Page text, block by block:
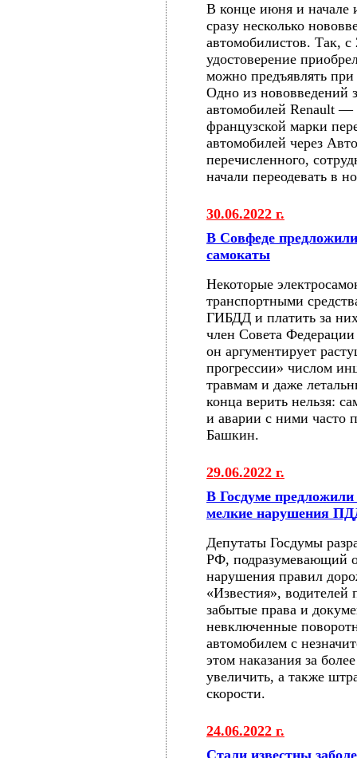
В конце июня и начале
сразу несколько
автомобилистов. Так, с
удостоверение
можно предъявлять
Одно из нововведений
автомобилей Renault —
французской марки
автомобилей через
перечисленного,
начали переодевать в
30.06.2022 г.
В Совфеде
самокаты
Некоторые
транспортными
ГИБДД и платить за
член Совета
он аргументирует
прогрессии» числом
травмам и даже
конца верить нельзя:
и аварии с ними часто
Башкин.
29.06.2022 г.
В Госдуме
мелкие нарушения
Депутаты Госдумы
РФ, подразумевающий
нарушения правил
«Известия», водителей
забытые права и
невключенные
автомобилем с
этом наказания за
увеличить, а также
скорости.
24.06.2022 г.
Стали известны